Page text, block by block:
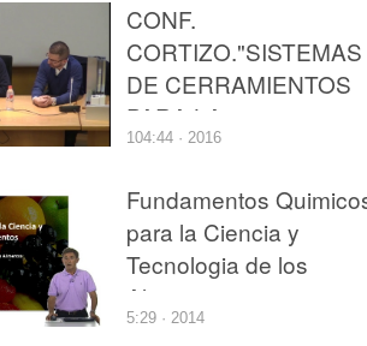
CONF.
CORTIZO."SISTEMAS
DE CERRAMIENTOS
PARA LA
ARQUITECURA".
104:44 · 2016
Fundamentos
para la Ciencia y
Tecnologia de los
Alimentos. 2014-2015
5:29 · 2014